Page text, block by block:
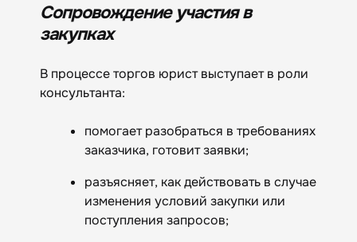
Сопровождение участия в
закупках
В процессе торгов юрист выступает в роли
консультанта:
помогает разобраться в требованиях
заказчика, готовит заявки;
разъясняет, как действовать в случае
изменения условий закупки или
поступления запросов;